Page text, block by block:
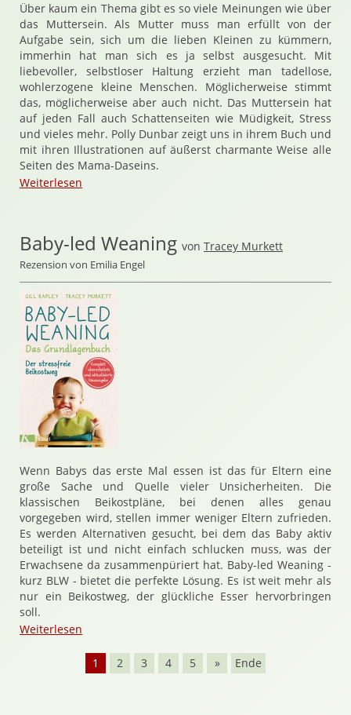
Über kaum ein Thema gibt es so viele Meinungen wie über
das Muttersein. Als Mutter muss man erfüllt von der
Aufgabe sein, sich um die lieben Kleinen zu kümmern,
immerhin hat man sich es ja selbst ausgesucht. Mit
liebevoller, selbstloser Haltung erzieht man tadellose,
wohlerzogene kleine Menschen. Möglicherweise stimmt
das, möglicherweise aber auch nicht. Das Muttersein hat
auf jeden Fall auch Schattenseiten wie Müdigkeit, Stress
und vieles mehr. Polly Dunbar zeigt uns in ihrem Buch und
mit ihren Illustrationen auf äußerst charmante Weise alle
Seiten des Mama-Daseins.
Weiterlesen
Baby-led Weaning von Tracey Murkett
Rezension von Emilia Engel
Wenn Babys das erste Mal essen ist das für Eltern eine
große Sache und Quelle vieler Unsicherheiten. Die
klassischen Beikostpläne, bei denen alles genau
vorgegeben wird, stellen immer weniger Eltern zufrieden.
Es werden Alternativen gesucht, bei dem das Baby aktiv
beteiligt ist und nicht einfach schlucken muss, was der
Erwachsene da zusammenpüriert hat. Baby-led Weaning -
kurz BLW - bietet die perfekte Lösung. Es ist weit mehr als
nur ein Beikostweg, der glückliche Esser hervorbringen
soll.
Weiterlesen
1 2 3 4 5 » Ende